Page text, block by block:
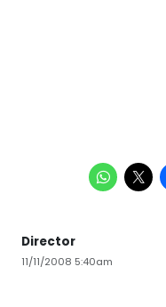
Director
11/11/2008 5:40am